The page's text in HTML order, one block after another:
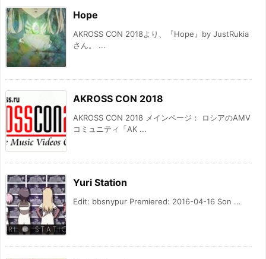
Hope
AKROSS CON 2018より、『Hope』by JustRukia
さん。 ...
AKROSS CON 2018
AKROSS CON 2018 メインページ： ロシアのAMV
コミュニティ「AK ...
Yuri Station
Edit: bbsnypur Premiered: 2016-04-16 Son ...